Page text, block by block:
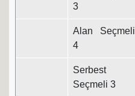
3
Alan Seçmeli
4
Serbest
Seçmeli 3